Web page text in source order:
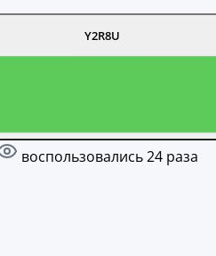
Y2R8U
воспользовались 24 раза